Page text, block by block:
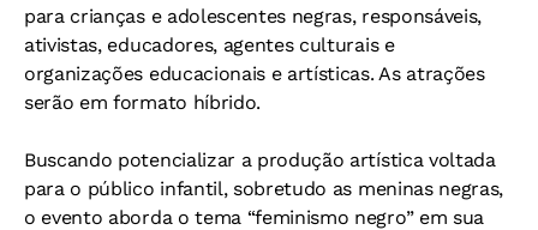
para crianças e adolescentes negras, responsáveis,
ativistas, educadores, agentes culturais e
organizações educacionais e artísticas. As atrações
serão em formato híbrido.
Buscando potencializar a produção artística voltada
para o público infantil, sobretudo as meninas negras,
o evento aborda o tema “feminismo negro” em sua